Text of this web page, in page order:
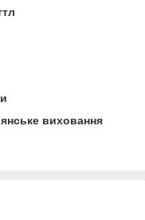
виховання